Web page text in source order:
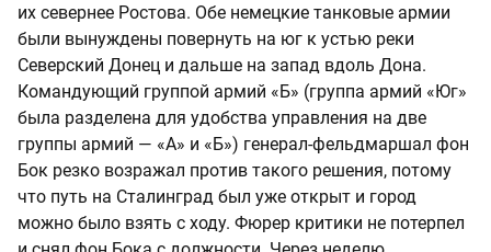
их севернее Ростова. Обе немецкие танковые армии
были вынуждены повернуть на юг к устью реки
Северский Донец и дальше на запад вдоль Дона.
Командующий группой армий «Б» (группа армий «Юг»
была разделена для удобства управления на две
группы армий — «А» и «Б») генерал-фельдмаршал фон
Бок резко возражал против такого решения, потому
что путь на Сталинград был уже открыт и город
можно было взять с ходу. Фюрер критики не потерпел